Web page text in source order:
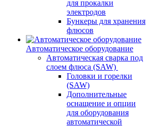
для прокалки
электродов
Бункеры для хранения
флюсов
Автоматическое оборудование
Автоматическая сварка под
слоем флюса (SAW)
Головки и горелки
(SAW)
Дополнительные
оснащение и опции
для оборудования
автоматической